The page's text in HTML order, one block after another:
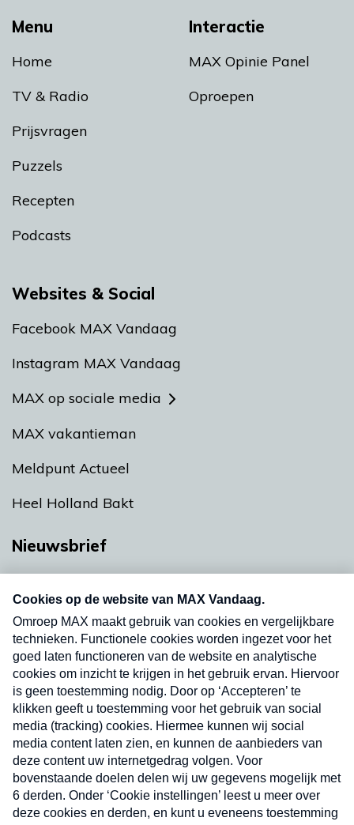
Menu
Home
TV & Radio
Prijsvragen
Puzzels
Recepten
Podcasts
Interactie
MAX Opinie Panel
Oproepen
Websites & Social
Facebook MAX Vandaag
Instagram MAX Vandaag
MAX op sociale media
MAX vakantieman
Meldpunt Actueel
Heel Holland Bakt
Nieuwsbrief
nieuwsbrief. Elke vrijdag- en dinsdagochtend in
uw mailbox.
Verzend
Nieuwsbrief